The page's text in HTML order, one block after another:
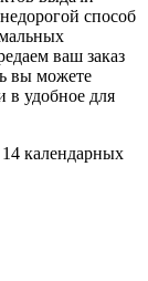
способ
ваш заказ
вы можете
в удобное для
календарных